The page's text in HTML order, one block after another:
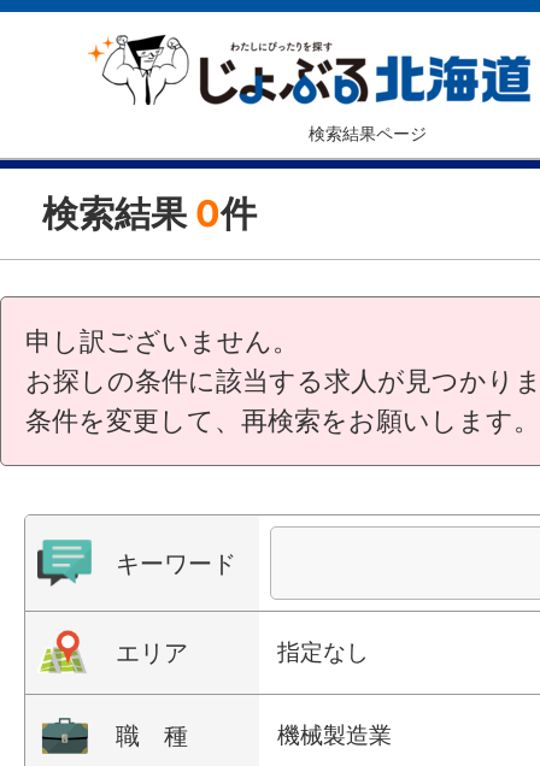
検索結果ページ
検索結果 0件
申し訳ございません。
お探しの条件に該当する求人が見つかり
条件を変更して、再検索をお願いします。
キーワード
エリア 指定なし
職 種 機械製造業